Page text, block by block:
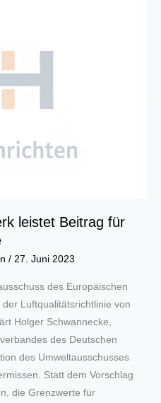
leistet Beitrag für
/ 27. Juni 2023
des Europäischen
Luftqualitätsrichtlinie von
Holger Schwannecke,
des Deutschen
des Umweltausschusses
Statt dem Vorschlag
die Grenzwerte für